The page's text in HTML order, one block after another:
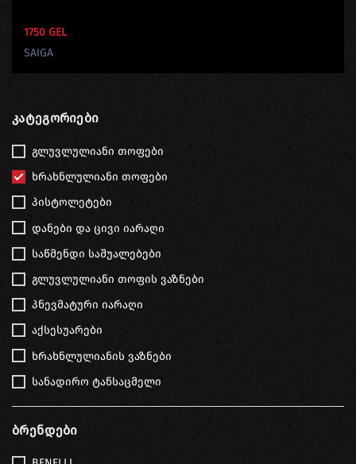
1750 GEL
SAIGA
Კატეგორიები
გლუვლულიანი თოფები
ხრახნლულიანი თოფები
პისტოლეტები
დანები და ცივი იარაღი
საწმენდი საშუალებები
გლუვლულიანი თოფის ვაზნები
პნევმატური იარაღი
აქსესუარები
ხრახნლულიანის ვაზნები
სანადირო ტანსაცმელი
Ბრენდები